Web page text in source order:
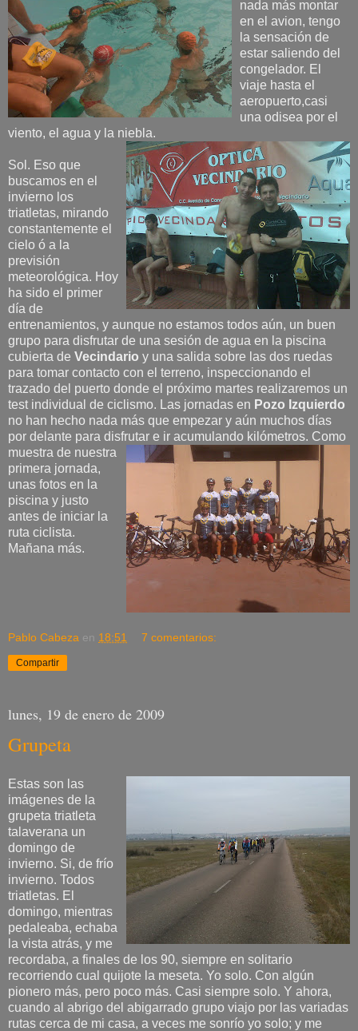
nada más montar
en el avion, tengo
la sensación de
estar saliendo del
congelador. El
viaje hasta el
aeropuerto,casi
una odisea por el
viento, el agua y la niebla.
Sol. Eso que
buscamos en el
invierno los
triatletas, mirando
constantemente el
cielo ó a la
previsión
meteorológica. Hoy
ha sido el primer
día de
entrenamientos, y aunque no estamos todos aún, un buen
grupo para disfrutar de una sesión de agua en la piscina
cubierta de Vecindario y una salida sobre las dos ruedas
para tomar contacto con el terreno, inspeccionando el
trazado del puerto donde el próximo martes realizaremos un
test individual de ciclismo. Las jornadas en Pozo Izquierdo
no han hecho nada más que empezar y aún muchos días
por delante para disfrutar e ir acumulando kilómetros. Como
muestra de nuestra
primera jornada,
unas fotos en la
piscina y justo
antes de iniciar la
ruta ciclista.
Mañana más.
Pablo Cabeza en 18:51 7 comentarios:
Compartir
lunes, 19 de enero de 2009
Grupeta
Estas son las
imágenes de la
grupeta triatleta
talaverana un
domingo de
invierno. Si, de frío
invierno. Todos
triatletas. El
domingo, mientras
pedaleaba, echaba
la vista atrás, y me
recordaba, a finales de los 90, siempre en solitario
recorriendo cual quijote la meseta. Yo solo. Con algún
pionero más, pero poco más. Casi siempre solo. Y ahora,
cuando al abrigo del abigarrado grupo viajo por las variadas
rutas cerca de mi casa, a veces me sonrío yo solo; y me